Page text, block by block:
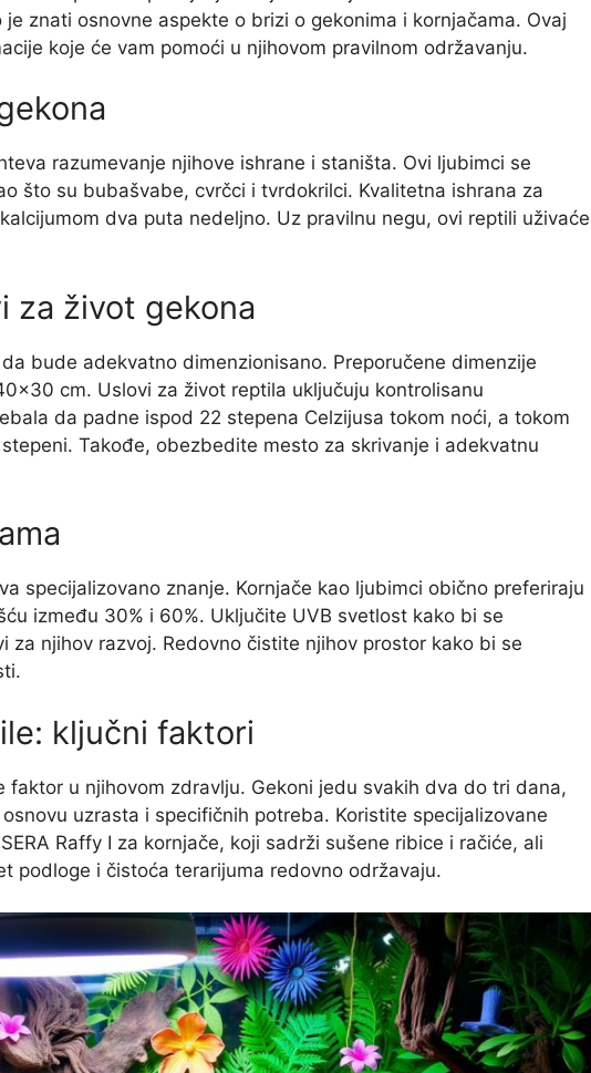
znati osnovne aspekte o brizi o gekonima i kornjačama. Ovaj
koje će vam pomoći u njihovom pravilnom održavanju.
razumevanje njihove ishrane i staništa. Ovi ljubimci se
što su bubašvabe, cvrčci i tvrdokrilci. Kvalitetna ishrana za
dva puta nedeljno. Uz pravilnu negu, ovi reptili uživaće
za život gekona
bude adekvatno dimenzionisano. Preporučene dimenzije
cm. Uslovi za život reptila uključuju kontrolisanu
da padne ispod 22 stepena Celzijusa tokom noći, a tokom
Takođe, obezbedite mesto za skrivanje i adekvatnu
specijalizovano znanje. Kornjače kao ljubimci obično preferiraju
između 30% i 60%. Uključite UVB svetlost kako bi se
za njihov razvoj. Redovno čistite njihov prostor kako bi se
ključni faktori
faktor u njihovom zdravlju. Gekoni jedu svakih dva do tri dana,
uzrasta i specifičnih potreba. Koristite specijalizovane
Raffy I za kornjače, koji sadrži sušene ribice i račiće, ali
podloge i čistoća terarijuma redovno održavaju.